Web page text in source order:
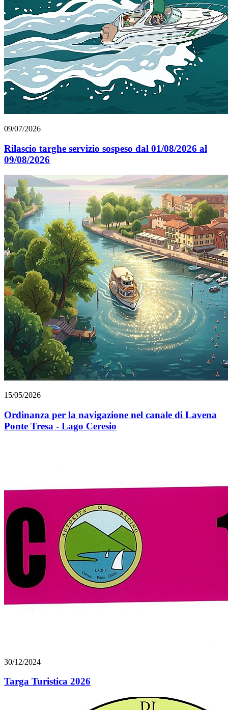
09/07/2026
Rilascio targhe servizio sospeso dal 01/08/2026 al
09/08/2026
15/05/2026
Ordinanza per la navigazione nel canale di Lavena
Ponte Tresa - Lago Ceresio
30/12/2024
Targa Turistica 2026